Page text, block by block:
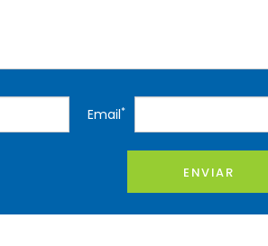
Email*
ENVIAR